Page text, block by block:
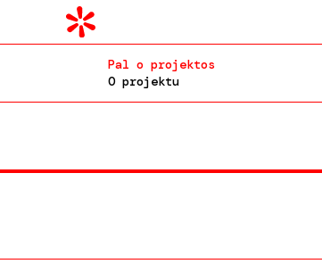
Pal o projektos
O projektu